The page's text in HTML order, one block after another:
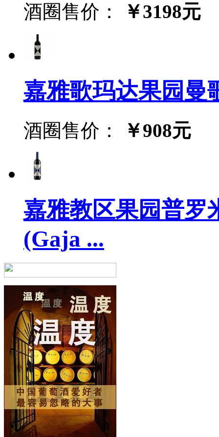
酒圈售价： ￥3198元
嘉雅歌玛达果园曼
酒圈售价： ￥908元
嘉雅教区果园普罗
(Gaja ...